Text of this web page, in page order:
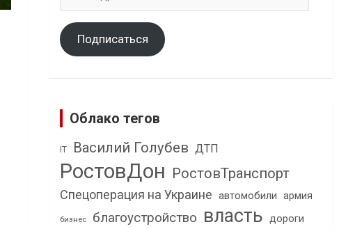
Подписаться
Облако тегов
IT Василий Голубев ДТП
РостовДон РостовТранспорт
Спецоперация на Украине автомобили армия
бизнес благоустройство власть дороги